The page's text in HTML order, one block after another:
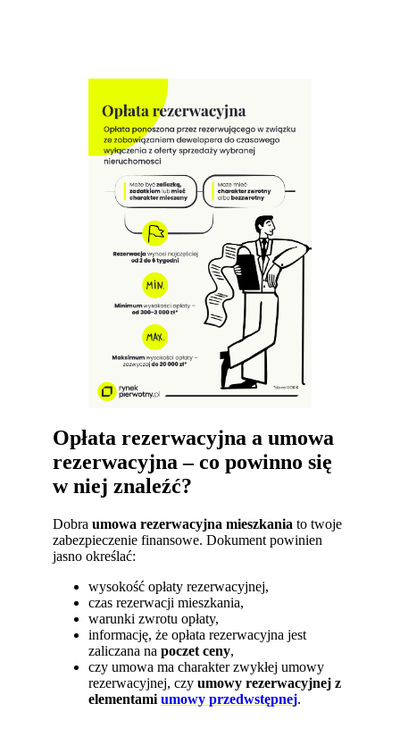
Opłata rezerwacyjna a umowa
rezerwacyjna – co powinno się
w niej znaleźć?
Dobraumowa rezerwacyjna mieszkania to twoje
zabezpieczenie finansowe. Dokument powinien
jasno określać:
wysokość opłaty rezerwacyjnej,
czas rezerwacji mieszkania,
warunki zwrotu opłaty,
informację, że opłata rezerwacyjna jest
zaliczana napoczet ceny,
czy umowa ma charakter zwykłej umowy
rezerwacyjnej, czyumowy rezerwacyjnej z
elementamiumowy przedwstępnej.